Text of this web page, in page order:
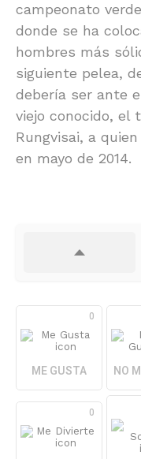
campeonato
donde se ha
hombres más
siguiente pelea,
debería ser ante
viejo conocido, el
Rungvisai, a
en mayo de 2014.
0
ME GUSTA NO
0